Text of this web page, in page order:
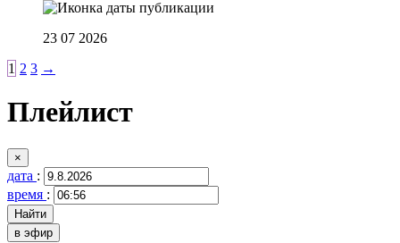
23 07 2026
1 2 3 →
Плейлист
×
дата :
время :
в эфир